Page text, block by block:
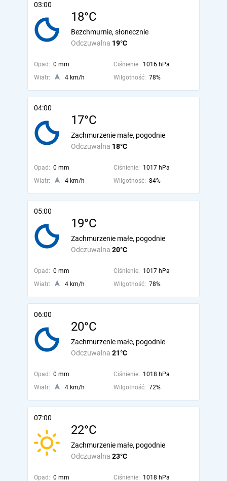
03:00
18°C
Odczuwalna 19°C
Bezchmurnie, słonecznie
Opad: 0 mm Ciśnienie: 1016 hPa
Wiatr:
4 km/h Wilgotność: 78%
04:00
17°C
Odczuwalna 18°C
Zachmurzenie małe, pogodnie
Opad: 0 mm Ciśnienie: 1017 hPa
Wiatr:
4 km/h Wilgotność: 84%
05:00
19°C
Odczuwalna 20°C
Zachmurzenie małe, pogodnie
Opad: 0 mm Ciśnienie: 1017 hPa
Wiatr:
4 km/h Wilgotność: 78%
06:00
20°C
Odczuwalna 21°C
Zachmurzenie małe, pogodnie
Opad: 0 mm Ciśnienie: 1018 hPa
Wiatr:
4 km/h Wilgotność: 72%
07:00
22°C
Odczuwalna 23°C
Zachmurzenie małe, pogodnie
Opad: 0 mm Ciśnienie: 1018 hPa